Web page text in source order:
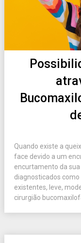
Quando existe a
face devido a um
encurtamento da
diagnosticados
existentes, leve,
cirurgião